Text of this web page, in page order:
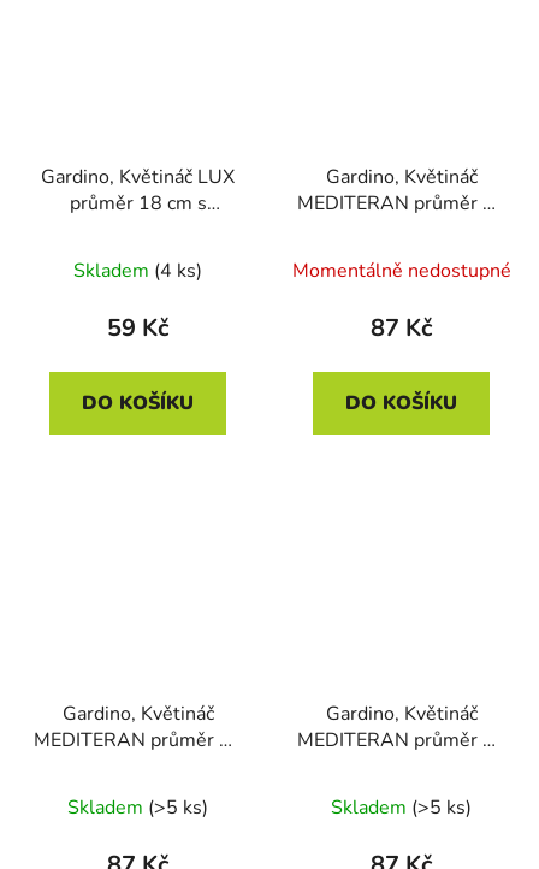
Gardino, Květináč LUX
průměr 18 cm s
Skladem (4 ks)
59 Kč
DO KOŠÍKU
Gardino, Květináč
MEDITERAN průměr 25
Momentálně nedostupné
87 Kč
DO KOŠÍKU
Gardino, Květináč
MEDITERAN průměr 25
Skladem (>5 ks)
Gardino, Květináč
MEDITERAN průměr 25
Skladem (>5 ks)